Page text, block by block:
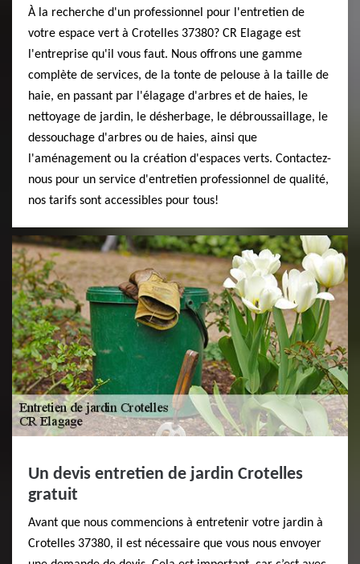
À la recherche d'un professionnel pour l'entretien de
votre espace vert à Crotelles 37380? CR Elagage est
l'entreprise qu'il vous faut. Nous offrons une gamme
complète de services, de la tonte de pelouse à la taille de
haie, en passant par l'élagage d'arbres et de haies, le
nettoyage de jardin, le désherbage, le débroussaillage, le
dessouchage d'arbres ou de haies, ainsi que
l'aménagement ou la création d'espaces verts. Contactez-
nous pour un service d'entretien professionnel de qualité,
nos tarifs sont accessibles pour tous!
Un devis entretien de jardin Crotelles
gratuit
Avant que nous commencions à entretenir votre jardin à
Crotelles 37380, il est nécessaire que vous nous envoyer